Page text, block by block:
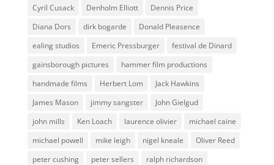
Cyril Cusack
Denholm Elliott
Dennis Price
Diana Dors
dirk bogarde
Donald Pleasence
ealing studios
Emeric Pressburger
festival de Dinard
gainsborough pictures
hammer film productions
handmade films
Herbert Lom
Jack Hawkins
James Mason
jimmy sangster
John Gielgud
john mills
Ken Loach laurence olivier
michael caine
michael powell
mike leigh nigel kneale
Oliver Reed
peter cushing
peter sellers
ralph richardson